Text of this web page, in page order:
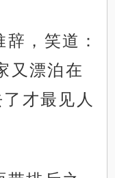
，笑道：
又漂泊在
才最见人